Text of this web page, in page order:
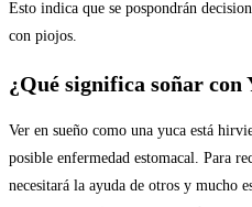
Esto indica que se pospondrán
con piojos.
¿Qué significa soñar con
Ver en sueño como una yuca está
posible enfermedad estomacal. Para
necesitará la ayuda de otros y mucho